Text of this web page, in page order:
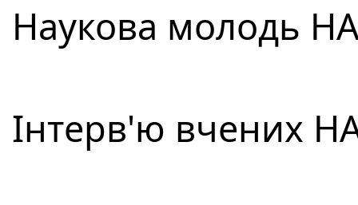
Наукова молодь
Інтерв'ю вчених